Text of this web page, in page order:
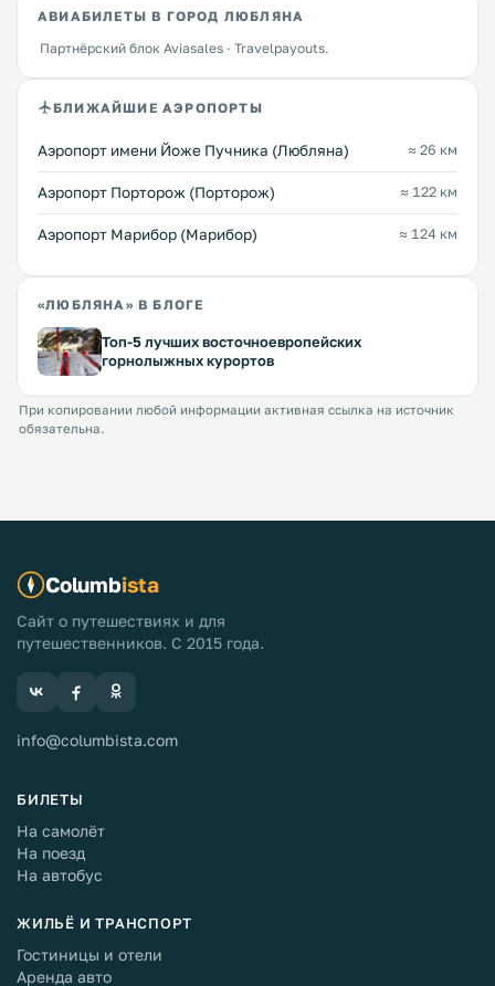
АВИАБИЛЕТЫ В ГОРОД ЛЮБЛЯНА
Партнёрский блок Aviasales · Travelpayouts.
БЛИЖАЙШИЕ АЭРОПОРТЫ
Аэропорт имени Йоже Пучника (Любляна) ≈ 26 км
Аэропорт Порторож (Порторож) ≈ 122 км
Аэропорт Марибор (Марибор) ≈ 124 км
«ЛЮБЛЯНА» В БЛОГЕ
Топ-5 лучших восточноевропейских
горнолыжных курортов
При копировании любой информации активная ссылка на источник
обязательна.
Columbista
Сайт о путешествиях и для
путешественников. С 2015 года.
info@columbista.com
БИЛЕТЫ
На самолёт
На поезд
На автобус
ЖИЛЬЁ И ТРАНСПОРТ
Гостиницы и отели
Аренда авто